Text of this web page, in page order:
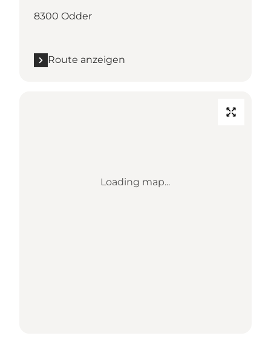
8300 Odder
Route anzeigen
Loading map...